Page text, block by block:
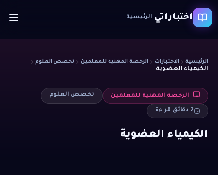
اختباراتي الرئيسية
الرئيسية الاختبارات الرخصة المهنية للمعلمين تخصص العلوم
الكيمياء العضوية
الرخصة المهنية للمعلمين تخصص العلوم
2 دقائق قراءة
الكيمياء العضوية